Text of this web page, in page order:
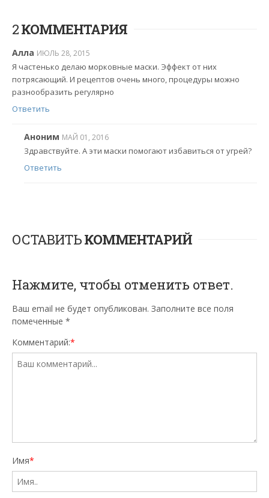
2КОММЕНТАРИЯ
Алла ИЮЛЬ 28, 2015
Я частенько делаю морковные маски. Эффект от них
потрясающий. И рецептов очень много, процедуры можно
разнообразить регулярно
Ответить
Аноним МАЙ 01, 2016
Здравствуйте. А эти маски помогают избавиться от угрей?
Ответить
ОСТАВИТЬКОММЕНТАРИЙ
Нажмите, чтобы отменить ответ.
Ваш email не будет опубликован. Заполните все поля
помеченные *
Комментарий:*
Имя*